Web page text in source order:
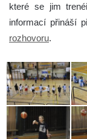
které se jim
informací přináší
rozhovoru.